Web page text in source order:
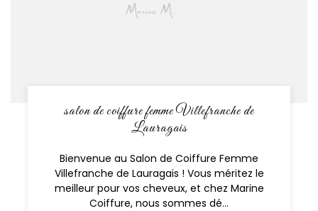
salon de coiffure femme Villefranche de
Lauragais
Bienvenue au Salon de Coiffure Femme
Villefranche de Lauragais ! Vous méritez le
meilleur pour vos cheveux, et chez Marine
Coiffure, nous sommes dé...